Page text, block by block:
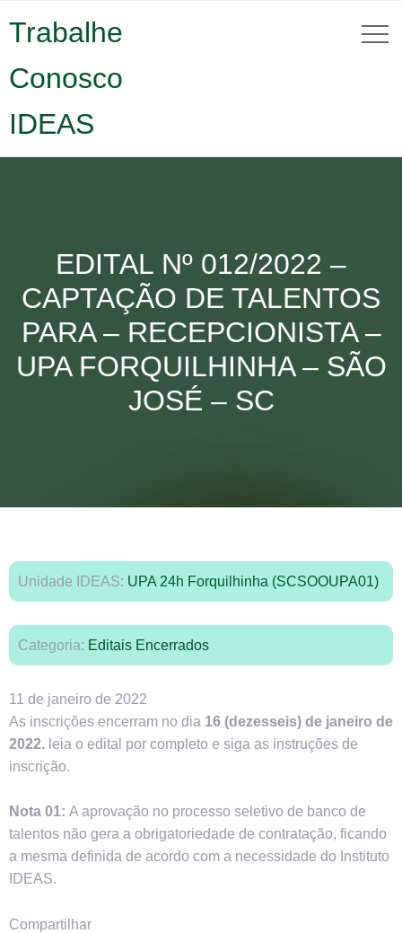
Trabalhe
Conosco
IDEAS
EDITAL Nº 012/2022 –
CAPTAÇÃO DE TALENTOS
PARA – RECEPCIONISTA –
UPA FORQUILHINHA – SÃO
JOSÉ – SC
Unidade IDEAS: UPA 24h Forquilhinha (SCSOOUPA01)
Categoria: Editais Encerrados
11 de janeiro de 2022
As inscrições encerram no dia 16 (dezesseis) de janeiro de
2022. leia o edital por completo e siga as instruções de
inscrição.
Nota 01: A aprovação no processo seletivo de banco de
talentos não gera a obrigatoriedade de contratação, ficando
a mesma definida de acordo com a necessidade do Instituto
IDEAS.
Compartilhar